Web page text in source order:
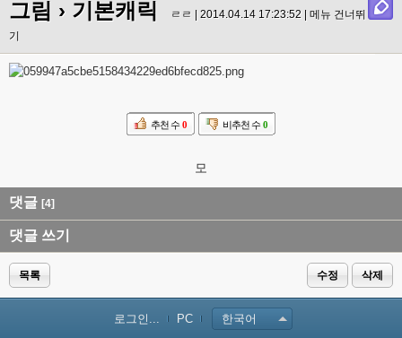
그림 › 기본캐릭 ㄹㄹ | 2014.04.14 17:23:52 | 메뉴 건너뛰
기
추천 수 0 비추천 수 0
모
댓글 [4]
댓글 쓰기
목록 수정 삭제
로그인... PC 한국어